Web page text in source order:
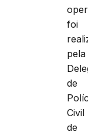
foi
pela
de
Civil
de